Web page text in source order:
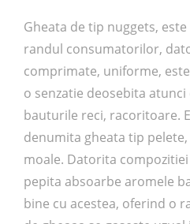
Gheata de tip nuggets,
randul consumatorilor,
comprimate, uniforme,
o senzatie deosebita
bauturile reci, racoritoare.
denumita gheata tip
moale. Datorita
pepita absoarbe aromele
bine cu acestea, oferind o